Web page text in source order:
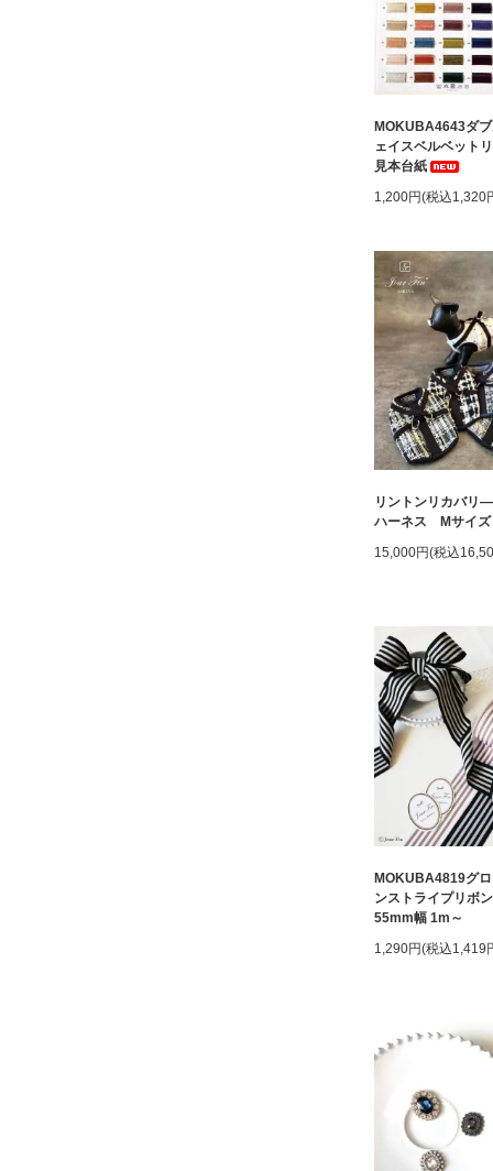
MOKUBA4643ダ
ェイスベルベット
見本台紙
1,200円(税込1,320
リントンリカバリ
ハーネス Mサイズ
15,000円(税込
MOKUBA4819グ
ンストライプリボン
55mm幅 1m～
1,290円(税込1,419